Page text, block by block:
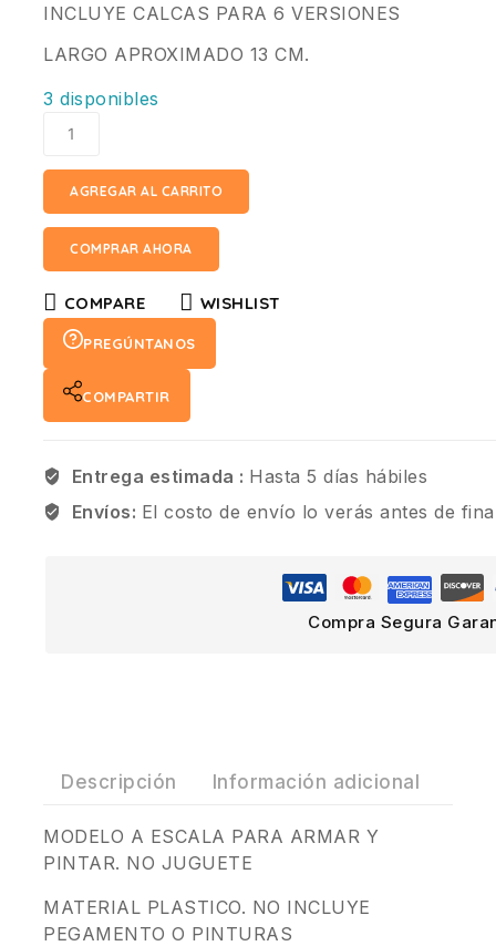
INCLUYE CALCAS PARA 6 VERSIONES
LARGO APROXIMADO 13 CM.
3 disponibles
AGREGAR AL CARRITO
COMPRAR AHORA
COMPARE WISHLIST
PREGÚNTANOS
COMPARTIR
Entrega estimada : Hasta 5 días hábiles
Envíos: El costo de envío lo verás antes de
Compra Segura
Descripción Información adicional
MODELO A ESCALA PARA ARMAR Y
PINTAR. NO JUGUETE
MATERIAL PLASTICO. NO INCLUYE
PEGAMENTO O PINTURAS